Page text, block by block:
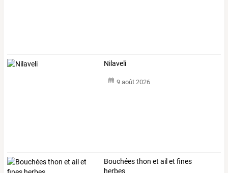
Nilaveli
9 août 2026
Bouchées thon et ail et fines
herbes